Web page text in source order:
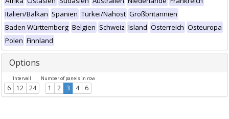
Italien/Balkan Spanien Türkei/Nahost Großbritannien
Baden Württemberg Belgien Schweiz Island Österreich Osteuropa
Polen Finnland
Options
Intervall
6 12 24
Number of panels in row
1 2 3 4 6